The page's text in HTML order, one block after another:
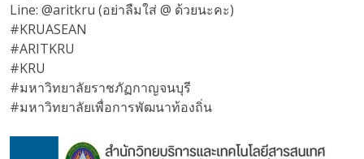
Line: @aritkru (อย่าลืมใส่ @ ด้วยนะคะ)
#KRUASEAN
#ARITKRU
#KRU
#มหาวิทยาลัยราชภัฏกาญจนบุรี
#มหาวิทยาลัยเพื่อการพัฒนาท้องถิ่น